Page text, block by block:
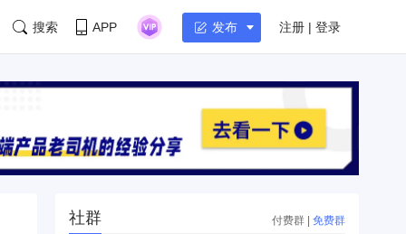
搜索 APP 发布 注册 | 登录
社群 付费群 | 免费群